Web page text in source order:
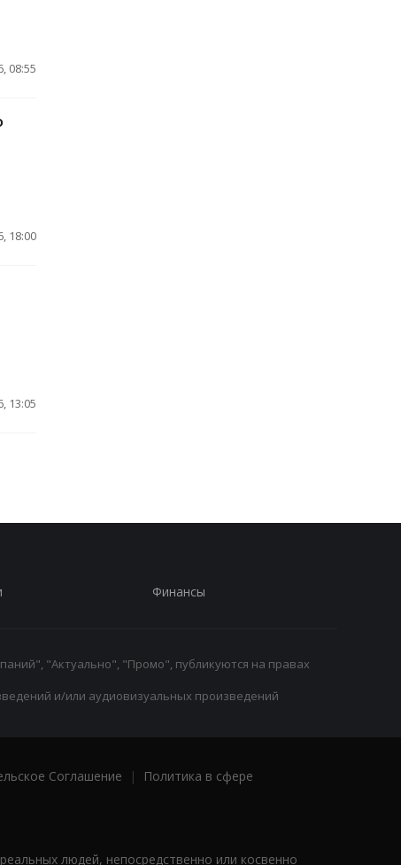
08:55
18:00
13:05
Финансы
"Актуально", "Промо", публикуются на правах
и/или аудиовизуальных произведений
Соглашение |
Политика в сфере
людей, непосредственно или косвенно